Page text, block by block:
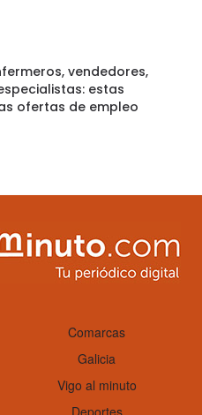
vendedores,
estas
ofertas de empleo
Comarcas
Galicia
Vigo al minuto
Deportes